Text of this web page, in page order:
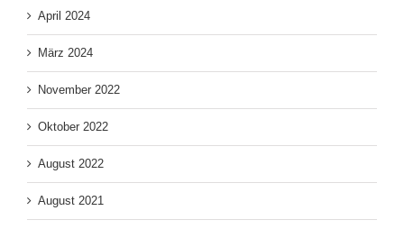
April 2024
März 2024
November 2022
Oktober 2022
August 2022
August 2021